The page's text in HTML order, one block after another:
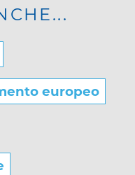
europeo